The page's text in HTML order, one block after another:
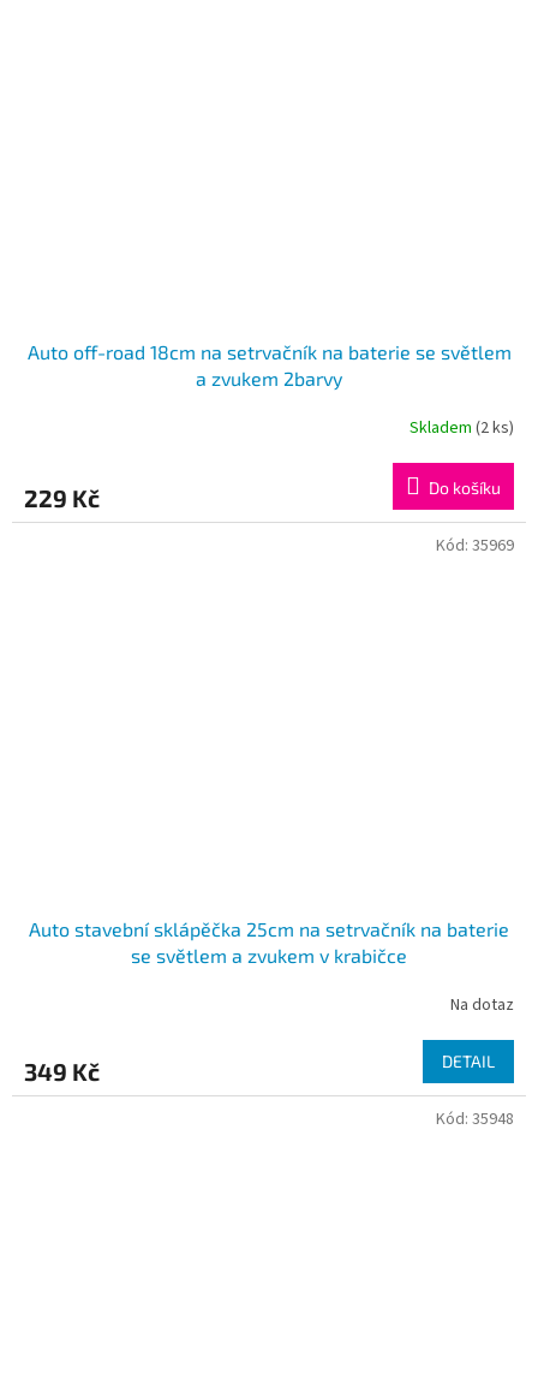
Auto off-road 18cm na setrvačník na baterie se světlem
a zvukem 2barvy
Skladem (2 ks)
229 Kč Do košíku
Auto stavební sklápěčka 25cm na setrvačník na baterie
se světlem a zvukem v krabičce
Na dotaz
349 Kč DETAIL
Kód: 35969
Kód: 35948